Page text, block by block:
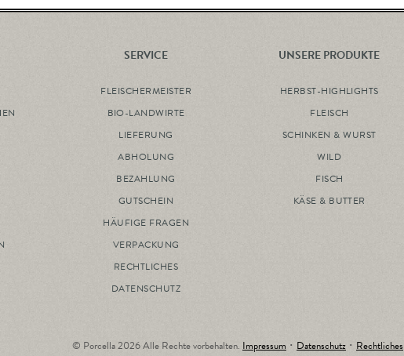
SERVICE
FLEISCHERMEISTER
BIO-LANDWIRTE
LIEFERUNG
ABHOLUNG
BEZAHLUNG
GUTSCHEIN
HÄUFIGE FRAGEN
VERPACKUNG
RECHTLICHES
DATENSCHUTZ
UNSERE PRODUKTE
HERBST-HIGHLIGHTS
FLEISCH
SCHINKEN & WURST
WILD
FISCH
KÄSE & BUTTER
© Porcella 2026 Alle Rechte vorbehalten. Impressum ･ Datenschutz ･ Rechtliches